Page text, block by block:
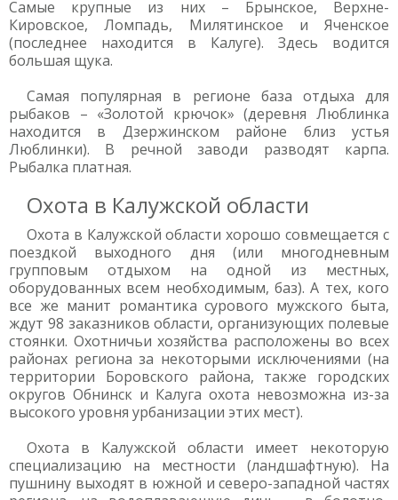
Самые крупные из них – Брынское, Верхне-
Кировское, Ломпадь, Милятинское и Яченское
(последнее находится в Калуге). Здесь водится
большая щука.
Самая популярная в регионе база отдыха для
рыбаков – «Золотой крючок» (деревня Люблинка
находится в Дзержинском районе близ устья
Люблинки). В речной заводи разводят карпа.
Рыбалка платная.
Охота в Калужской области
Охота в Калужской области хорошо совмещается с
поездкой выходного дня (или многодневным
групповым отдыхом на одной из местных,
оборудованных всем необходимым, баз). А тех, кого
все же манит романтика сурового мужского быта,
ждут 98 заказников области, организующих полевые
стоянки. Охотничьи хозяйства расположены во всех
районах региона за некоторыми исключениями (на
территории Боровского района, также городских
округов Обнинск и Калуга охота невозможна из-за
высокого уровня урбанизации этих мест).
Охота в Калужской области имеет некоторую
специализацию на местности (ландшафтную). На
пушнину выходят в южной и северо-западной частях